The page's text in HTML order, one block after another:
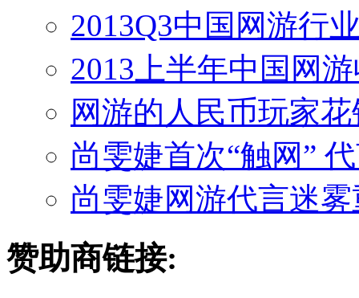
2013Q3中国网游行
2013上半年中国网
网游的人民币玩家
尚雯婕首次“触网”
尚雯婕网游代言迷
赞助商链接: